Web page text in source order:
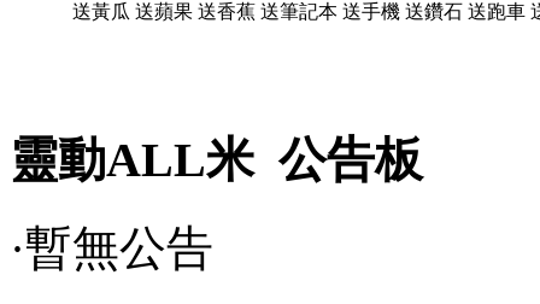
送黃瓜 送蘋果 送香蕉 送筆記本 送手機 送鑽石 送跑車
靈動ALL米 公告板
·暫無公告